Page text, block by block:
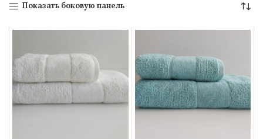
Показать боковую панель